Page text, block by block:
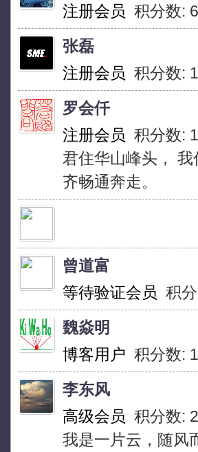
注册会员 积分数:
张磊
注册会员 积分数:
罗会仟
注册会员 积分数:
君住华山峰头，
齐畅通奔走。
曾道富
等待验证会员 积
魏焱明
博客用户 积分数:
李东风
高级会员 积分数:
我是一片云，随风